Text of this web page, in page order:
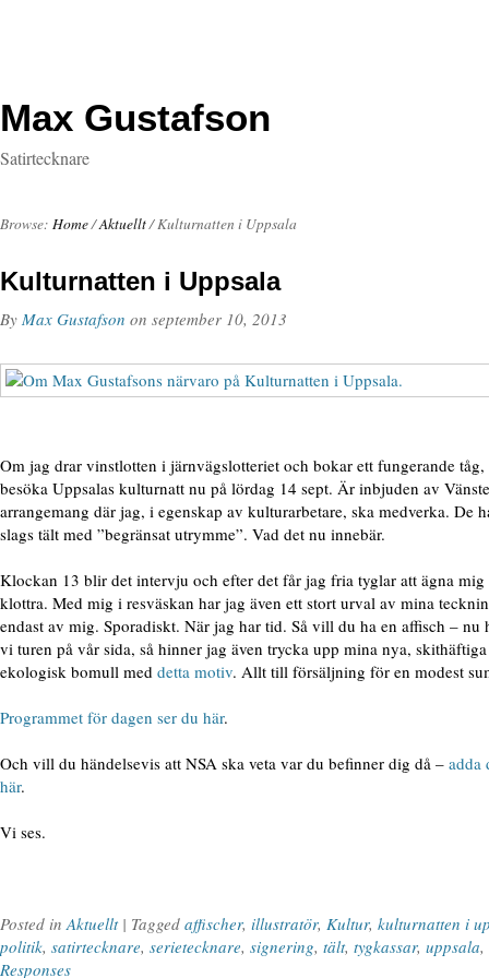
Max Gustafson
Satirtecknare
Browse: Home/Aktuellt/Kulturnatten i Uppsala
Kulturnatten i Uppsala
By Max Gustafson on september 10, 2013
Om jag drar vinstlotten i järnvägslotteriet och bokar ett fungerande tåg,
besöka Uppsalas kulturnatt nu på lördag 14 sept. Är inbjuden av
arrangemang där jag, i egenskap av kulturarbetare, ska medverka. De
slags tält med ”begränsat utrymme”. Vad det nu innebär.
Klockan 13 blir det intervju och efter det får jag fria tyglar att ägna
klottra. Med mig i resväskan har jag även ett stort urval av mina
endast av mig. Sporadiskt. När jag har tid. Så vill du ha en affisch – nu
vi turen på vår sida, så hinner jag även trycka upp mina nya,
ekologisk bomull med detta motiv. Allt till försäljning för en modest
Programmet för dagen ser du här.
Och vill du händelsevis att NSA ska veta var du befinner dig då – adda
här.
Vi ses.
Posted inAktuellt | Tagged affischer, illustratör, Kultur, kulturnatten i
politik, satirtecknare, serietecknare, signering, tält, tygkassar, uppsala,
Responses